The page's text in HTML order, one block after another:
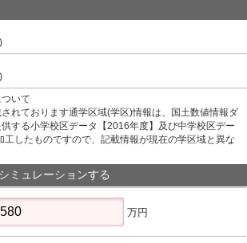
いて
れております通学区域(学区)情報は、国土数値情報ダ
する小学校区データ【2016年度】及び中学校区デー
工したものですので、記載情報が現在の学区域と異な
ミュレーションする
万円